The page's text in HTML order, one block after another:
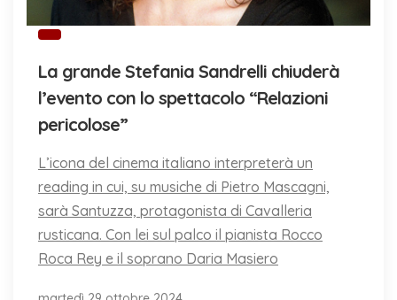
La grande Stefania Sandrelli chiuderà
l’evento con lo spettacolo “Relazioni
pericolose”
L’icona del cinema italiano interpreterà un
reading in cui, su musiche di Pietro Mascagni,
sarà Santuzza, protagonista di Cavalleria
rusticana. Con lei sul palco il pianista Rocco
Roca Rey e il soprano Daria Masiero